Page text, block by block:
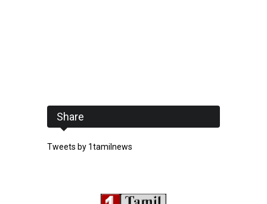
Share
Tweets by 1tamilnews